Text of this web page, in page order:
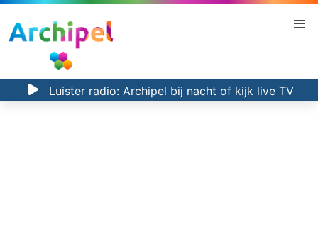
Luister radio: Archipel bij nacht of kijk live TV